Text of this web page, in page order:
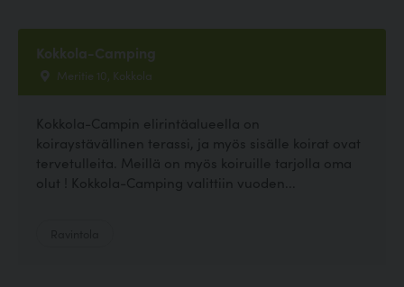
Kokkola-Camping
Meritie 10, Kokkola
Kokkola-Campin elirintäalueella on
koiraystävällinen terassi, ja myös sisälle koirat ovat
tervetulleita. Meillä on myös koiruille tarjolla oma
olut ! Kokkola-Camping valittiin vuoden...